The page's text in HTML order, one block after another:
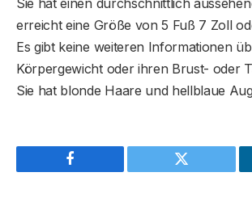
Sie hat einen durchschnittlich
erreicht eine Größe von 5 Fuß 7 Zoll
Es gibt keine weiteren Informationen
Körpergewicht oder ihren Brust- oder
Sie hat blonde Haare und hellblaue
Facebook Twitter